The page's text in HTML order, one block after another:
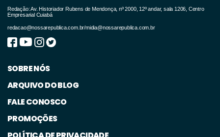
Redação: Av. Historiador Rubens de Mendonça, nº 2000, 12º andar, sala 1206, Centro
Empresarial Cuiabá
redacao@nossarepublica.com.br/midia@nossarepublica.com.br
SOBRE NÓS
ARQUIVO DO BLOG
FALE CONOSCO
PROMOÇÕES